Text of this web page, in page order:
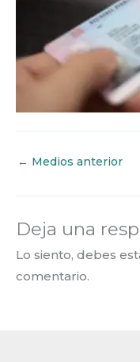
← Medios anterior
Deja una
Lo siento, debes
comentario.